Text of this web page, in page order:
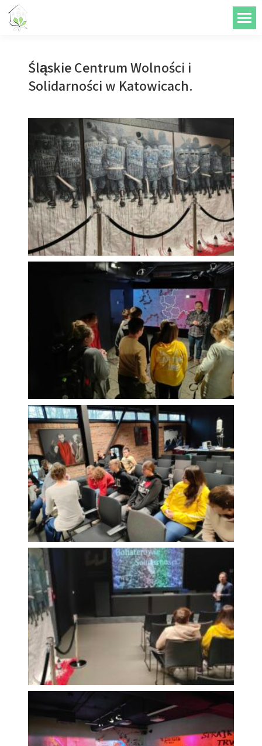
treści
Śląskie Centrum Wolności i
Solidarności w Katowicach.